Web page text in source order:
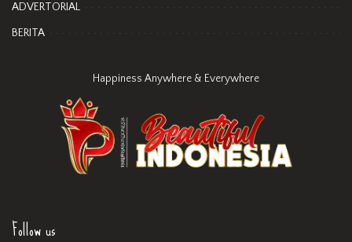
ADVERTORIAL
BERITA
Happiness Anywhere & Everywhere
Follow us